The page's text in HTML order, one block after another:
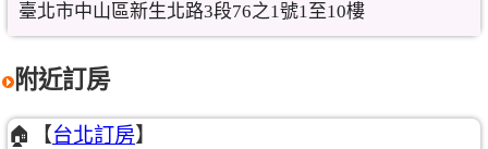
臺北市中山區新生北路3段76之1號1至10樓
附近訂房
🏠【台北訂房】